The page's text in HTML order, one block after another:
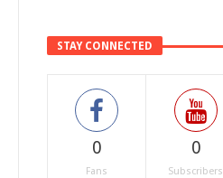
STAY CONNECTED
0
Fans
0
Subscribers